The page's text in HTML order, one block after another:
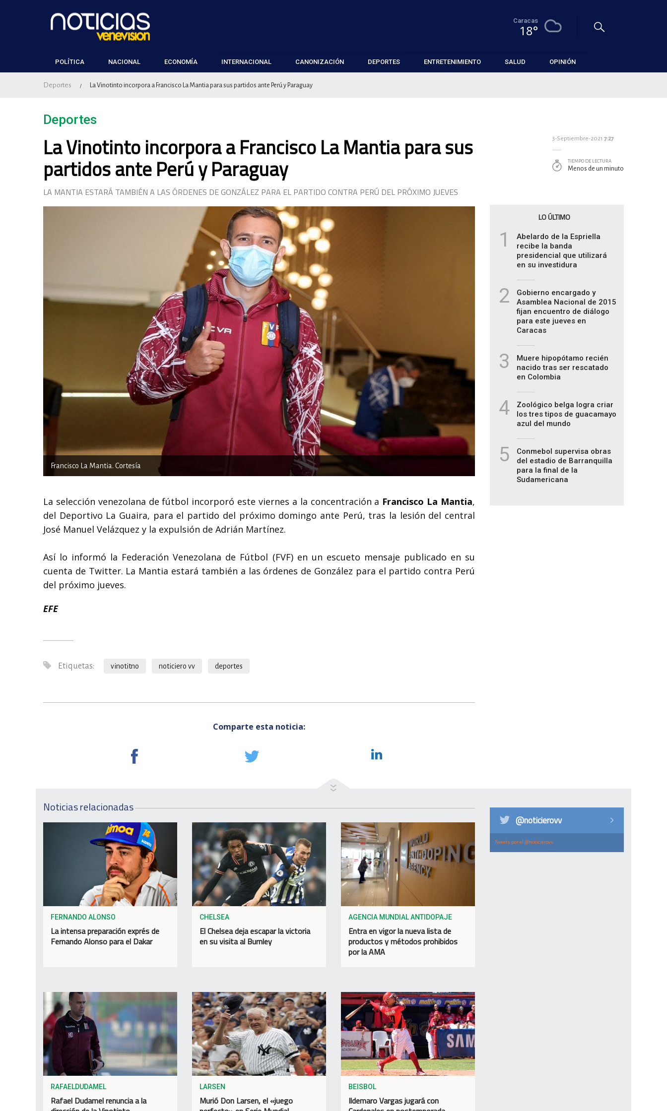
Caracas
18°
POLÍTICA NACIONAL ECONOMÍA INTERNACIONAL CANONIZACIÓN DEPORTES ENTRETENIMIENTO SALUD OPINIÓN
Deportes / La Vinotinto incorpora a Francisco La Mantia para sus partidos ante Perú y Paraguay
Deportes
La Vinotinto incorpora a Francisco La Mantia para sus
partidos ante Perú y Paraguay
LA MANTIA ESTARÁ TAMBIÉN A LAS ÓRDENES DE GONZÁLEZ PARA EL PARTIDO CONTRA PERÚ DEL PRÓXIMO JUEVES
Francisco La Mantia. Cortesía
La selección venezolana de fútbol incorporó este viernes a la concentración a Francisco La Mantia,
del Deportivo La Guaira, para el partido del próximo domingo ante Perú, tras la lesión del central
José Manuel Velázquez y la expulsión de Adrián Martínez.
Así lo informó la Federación Venezolana de Fútbol (FVF) en un escueto mensaje publicado en su
cuenta de Twitter. La Mantia estará también a las órdenes de González para el partido contra Perú
del próximo jueves.
EFE
Etiquetas: vinotitno noticiero vv deportes
Comparte esta noticia:
3-Septiembre-2021 7:27
TIEMPO DE LECTURA
Menos de un minuto
LO ÚLTIMO
1
Abelardo de la Espriella
recibe la banda
presidencial que utilizará
en su investidura
2
Gobierno encargado y
Asamblea Nacional de 2015
fijan encuentro de diálogo
para este jueves en
Caracas
3
Muere hipopótamo recién
nacido tras ser rescatado
en Colombia
4
Zoológico belga logra criar
los tres tipos de guacamayo
azul del mundo
5
Conmebol supervisa obras
del estadio de Barranquilla
para la final de la
Sudamericana
Noticias relacionadas
FERNANDO ALONSO
La intensa preparación exprés de
Fernando Alonso para el Dakar
CHELSEA
El Chelsea deja escapar la victoria
en su visita al Burnley
AGENCIA MUNDIAL ANTIDOPAJE
Entra en vigor la nueva lista de
productos y métodos prohibidos
por la AMA
RAFAELDUDAMEL
Rafael Dudamel renuncia a la
LARSEN
Murió Don Larsen, el «juego
BEISBOL
Ildemaro Vargas jugará con
@noticierovv
Tweets por el @noticierovv.